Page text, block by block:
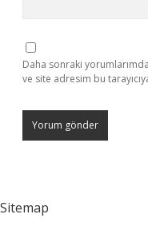
Daha sonraki
ve site adresim bu
Sitemap